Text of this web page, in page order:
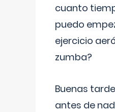
cuanto
puedo
ejercicio
zumba?
Buenas
antes de